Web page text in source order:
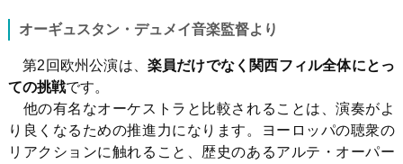
オーギュスタン・デュメイ音楽監督より
第2 回欧州公演は、 楽員だけでなく関西フィル全体にとっ
ての挑戦です。
他の有名なオーケストラと比較されることは、演奏がよ
り良くなるための推進力になります。ヨーロッパの聴衆の
リアクションに触れること、歴史のあるアルテ・オーパー